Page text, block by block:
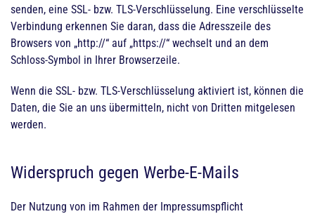
senden, eine SSL- bzw. TLS-Verschlüsselung. Eine verschlüsselte
Verbindung erkennen Sie daran, dass die Adresszeile des
Browsers von „http://“ auf „https://“ wechselt und an dem
Schloss-Symbol in Ihrer Browserzeile.
Wenn die SSL- bzw. TLS-Verschlüsselung aktiviert ist, können die
Daten, die Sie an uns übermitteln, nicht von Dritten mitgelesen
werden.
Widerspruch gegen Werbe-E-Mails
Der Nutzung von im Rahmen der Impressumspflicht